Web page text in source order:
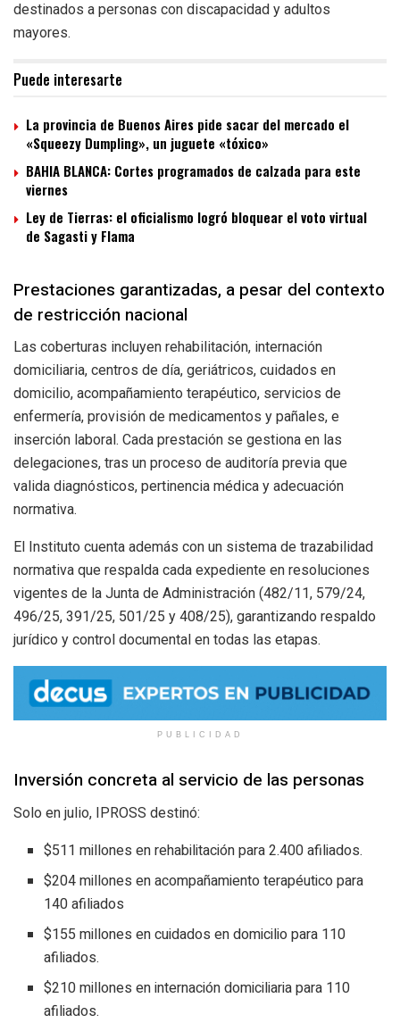
destinados a personas con discapacidad y adultos
mayores.
Puede interesarte
La provincia de Buenos Aires pide sacar del mercado el
«Squeezy Dumpling», un juguete «tóxico»
BAHIA BLANCA: Cortes programados de calzada para este
viernes
Ley de Tierras: el oficialismo logró bloquear el voto virtual
de Sagasti y Flama
Prestaciones garantizadas, a pesar del contexto
de restricción nacional
Las coberturas incluyen rehabilitación, internación
domiciliaria, centros de día, geriátricos, cuidados en
domicilio, acompañamiento terapéutico, servicios de
enfermería, provisión de medicamentos y pañales, e
inserción laboral. Cada prestación se gestiona en las
delegaciones, tras un proceso de auditoría previa que
valida diagnósticos, pertinencia médica y adecuación
normativa.
El Instituto cuenta además con un sistema de trazabilidad
normativa que respalda cada expediente en resoluciones
vigentes de la Junta de Administración (482/11, 579/24,
496/25, 391/25, 501/25 y 408/25), garantizando respaldo
jurídico y control documental en todas las etapas.
PUBLICIDAD
Inversión concreta al servicio de las personas
Solo en julio, IPROSS destinó:
$511 millones en rehabilitación para 2.400 afiliados.
$204 millones en acompañamiento terapéutico para
140 afiliados
$155 millones en cuidados en domicilio para 110
afiliados.
$210 millones en internación domiciliaria para 110
afiliados.